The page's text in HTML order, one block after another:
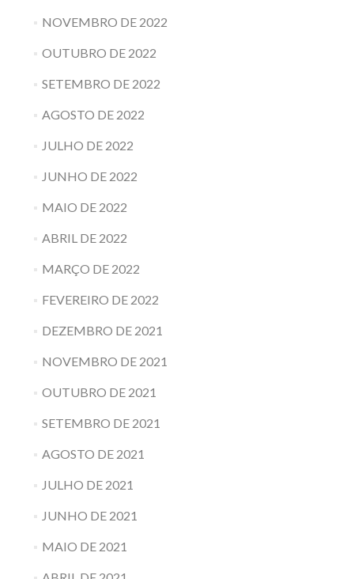
NOVEMBRO DE 2022
OUTUBRO DE 2022
SETEMBRO DE 2022
AGOSTO DE 2022
JULHO DE 2022
JUNHO DE 2022
MAIO DE 2022
ABRIL DE 2022
MARÇO DE 2022
FEVEREIRO DE 2022
DEZEMBRO DE 2021
NOVEMBRO DE 2021
OUTUBRO DE 2021
SETEMBRO DE 2021
AGOSTO DE 2021
JULHO DE 2021
JUNHO DE 2021
MAIO DE 2021